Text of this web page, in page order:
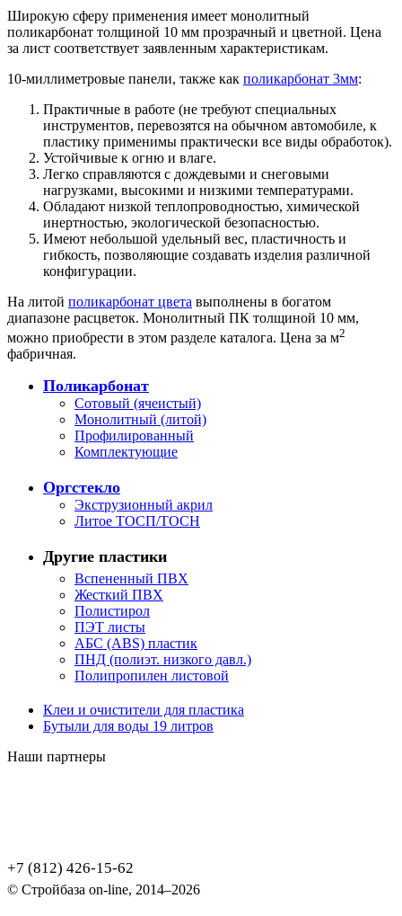
Широкую сферу применения имеет монолитный
поликарбонат толщиной 10 мм прозрачный и цветной. Цена
за лист соответствует заявленным характеристикам.
10-миллиметровые панели, также как поликарбонат 3мм:
Практичные в работе (не требуют специальных
инструментов, перевозятся на обычном автомобиле, к
пластику применимы практически все виды обработок).
Устойчивые к огню и влаге.
Легко справляются с дождевыми и снеговыми
нагрузками, высокими и низкими температурами.
Обладают низкой теплопроводностью, химической
инертностью, экологической безопасностью.
Имеют небольшой удельный вес, пластичность и
гибкость, позволяющие создавать изделия различной
конфигурации.
На литой поликарбонат цвета выполнены в богатом
диапазоне расцветок. Монолитный ПК толщиной 10 мм,
можно приобрести в этом разделе каталога. Цена за м2
фабричная.
Поликарбонат
Сотовый (ячеистый)
Монолитный (литой)
Профилированный
Комплектующие
Оргстекло
Экструзионный акрил
Литое ТОСП/ТОСН
Другие пластики
Вспененный ПВХ
Жесткий ПВХ
Полистирол
ПЭТ листы
АБС (ABS) пластик
ПНД (полиэт. низкого давл.)
Полипропилен листовой
Клеи и очистители для пластика
Бутыли для воды 19 литров
Наши партнеры
+7 (812) 426-15-62
© Стройбаза on-line, 2014–2026